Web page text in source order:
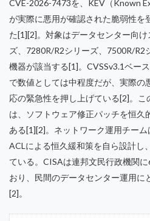
CVE-2026-7473を、KEV（Known
が実際に悪用が確認された脆弱性を
た[1][2]。対象はデータセンター向
ズ、7280R/R2シリーズ、7500R/R2
機器が該当する[1]。CVSSv3.1ベー
で数値としては中程度だが、実際の
応の緊急性を押し上げている[2]。
は、ソフトウェア修正パッチを恒久
ある[1][2]。ネットワーク運用チー
ACLによる恒久緩和策を自ら設計し
ている。CISAは連邦文民行政機関
おり、民間のデータセンター運用に
[2]。